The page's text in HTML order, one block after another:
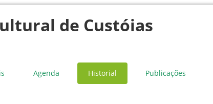
de Custóias
Agenda Historial Publicações